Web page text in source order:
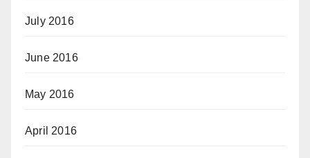
July 2016
June 2016
May 2016
April 2016